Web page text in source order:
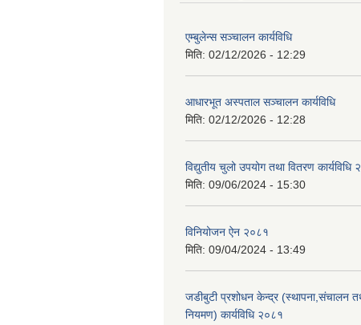
एम्बुलेन्स सञ्चालन कार्यविधि
मिति: 02/12/2026 - 12:29
आधारभूत अस्पताल सञ्चालन कार्यविधि
मिति: 02/12/2026 - 12:28
विद्युतीय चुलो उपयोग तथा वितरण कार्यविधि
मिति: 09/06/2024 - 15:30
विनियोजन ऐन २०८१
मिति: 09/04/2024 - 13:49
जडीबुटी प्रशोधन केन्द्र (स्थापना,संचालन
नियमण) कार्यविधि २०८१